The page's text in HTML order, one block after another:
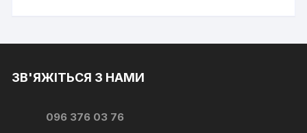
ЗВ'ЯЖІТЬСЯ З НАМИ
096 376 03 76